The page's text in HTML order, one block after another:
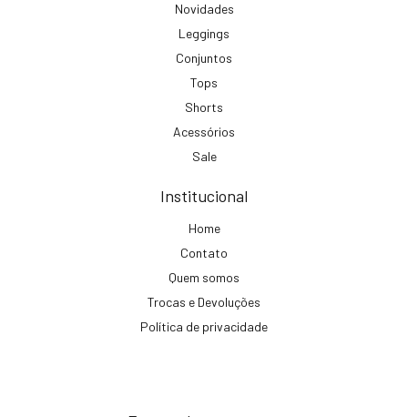
Novidades
Leggings
Conjuntos
Tops
Shorts
Acessórios
Sale
Institucional
Home
Contato
Quem somos
Trocas e Devoluções
Política de privacidade